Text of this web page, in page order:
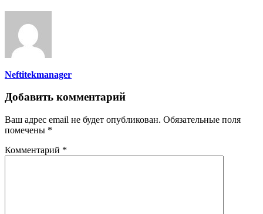
Neftitekmanager
Добавить комментарий
Ваш адрес email не будет опубликован. Обязательные поля
помечены *
Комментарий *